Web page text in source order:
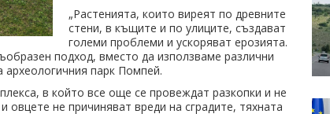
„Растенията, които виреят по древните
стени, в къщите и по улиците, създават
големи проблеми и ускоряват ерозията.
подход, вместо да използваме различни
археологичния парк Помпей.
в който все още се провеждат разкопки и не
не причиняват вреди на сградите, тяхната